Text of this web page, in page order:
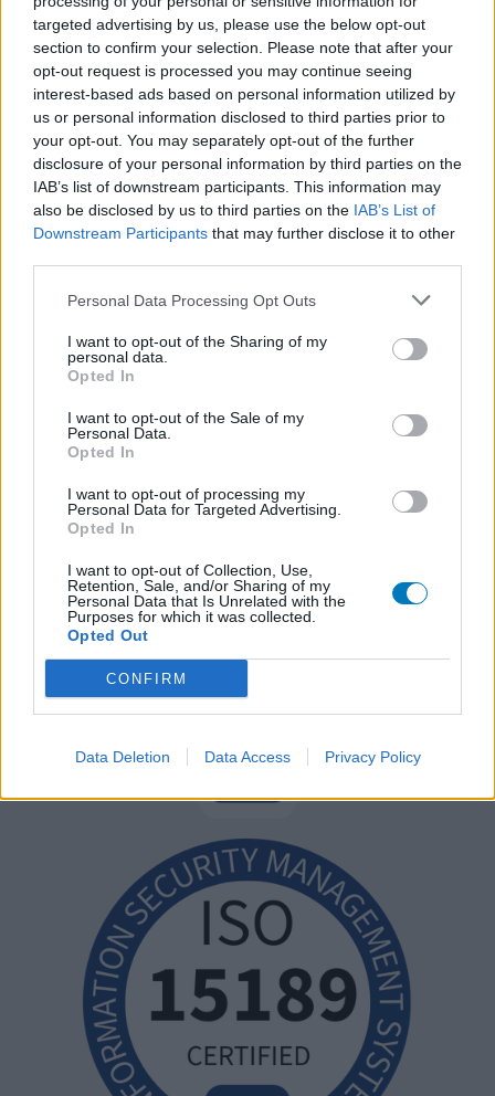
targeted advertising by us, please use the below opt-out
section to confirm your selection. Please note that after your
opt-out request is processed you may continue seeing
interest-based ads based on personal information utilized by
us or personal information disclosed to third parties prior to
your opt-out. You may separately opt-out of the further
disclosure of your personal information by third parties on the
IAB’s list of downstream participants. This information may
also be disclosed by us to third parties on the IAB’s List of
Downstream Participants that may further disclose it to other
Personal Data Processing Opt Outs
I want to opt-out of the Sharing of my
personal data.
Opted In
I want to opt-out of the Sale of my
Personal Data.
Opted In
I want to opt-out of processing my
Personal Data for Targeted Advertising.
Opted In
I want to opt-out of Collection, Use,
Retention, Sale, and/or Sharing of my
Personal Data that Is Unrelated with the
Purposes for which it was collected.
Opted Out
CONFIRM
Data Deletion Data Access Privacy Policy
individus et que pour tout avis médical, il faut toujours prendre
contact avec votre médecin ou votre pharmacien.